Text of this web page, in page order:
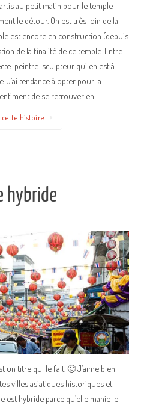
au petit matin pour le temple
le détour. On est très loin de la
est encore en construction (depuis
de la finalité de ce temple. Entre
peintre-sculpteur qui en est à
J’ai tendance à opter pour la
de se retrouver en…
histoire
hybride
un titre qui le fait. 🙂 J’aime bien
villes asiatiques historiques et
est hybride parce qu’elle manie le